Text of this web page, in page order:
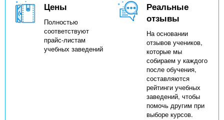
Цены
Полностью
соответствуют
прайс-листам
учебных заведений
Реальные
отзывы
На основании
отзывов учеников,
которые мы
собираем у каждого
после обучения,
составляются
рейтинги учебных
заведений, чтобы
помочь другим при
выборе курсов.